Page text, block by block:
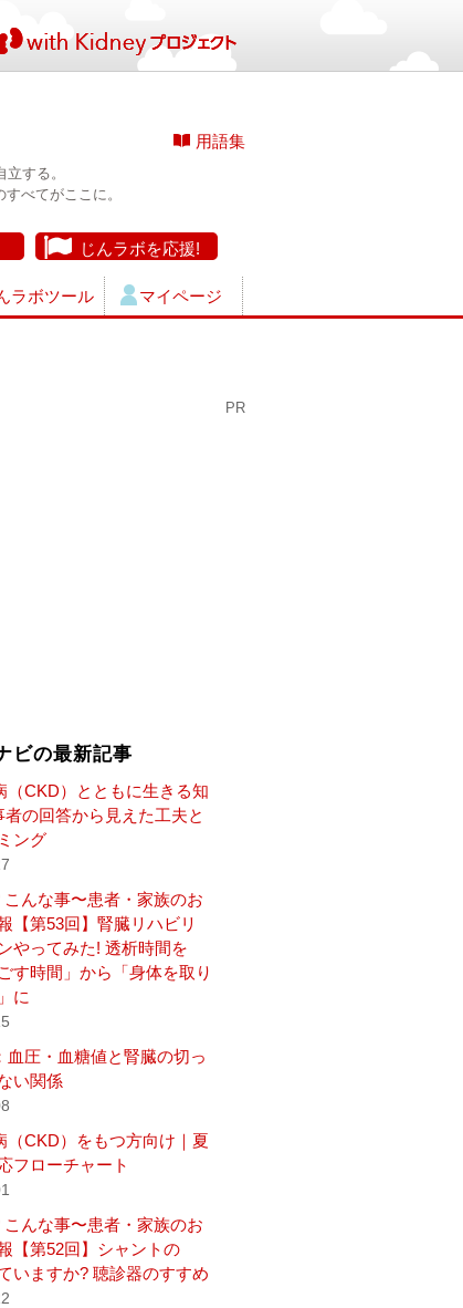
用語集
する。
べてがここに。
じんラボを応援!
ラボツール マイページ
PR
ビの最新記事
（CKD）とともに生きる知
の回答から見えた工夫と
ング
んな事〜患者・家族のお
【第53回】腎臓リハビリ
やってみた! 透析時間を
す時間」から「身体を取り
に
血圧・血糖値と腎臓の切っ
い関係
（CKD）をもつ方向け｜夏
フローチャート
んな事〜患者・家族のお
【第52回】シャントの
いますか? 聴診器のすすめ